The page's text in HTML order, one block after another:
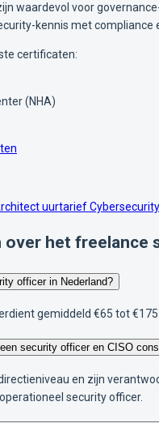
waardevol voor
kennis met compliance
certificaten:
(NHA)
uurtarief
over het
officer in Nederland?
gemiddeld €65 tot
security officer en CISO
en zijn
security officer.